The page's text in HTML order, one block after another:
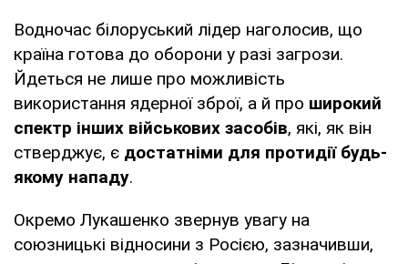
Водночас білоруський лідер наголосив, що
країна готова до оборони у разі загрози.
Йдеться не лише про можливість
використання ядерної зброї, а й про широкий
спектр інших військових засобів, які, як він
стверджує, є достатніми для протидії будь-
якому нападу.
Окремо Лукашенко звернув увагу на
союзницькі відносини з Росією, зазначивши,